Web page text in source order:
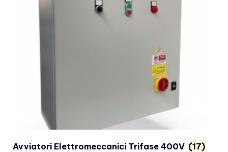
Avviatori Elettromeccanici Trifase 400V (17)